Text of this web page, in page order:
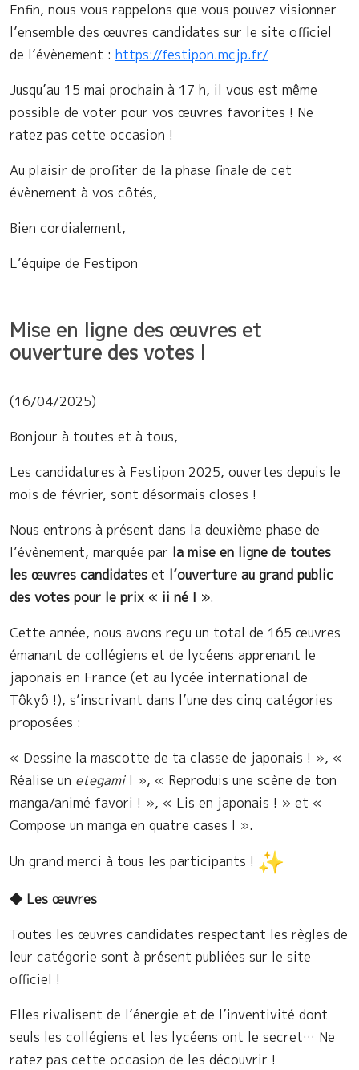
Enfin, nous vous rappelons que vous pouvez visionner
l’ensemble des œuvres candidates sur le site officiel
de l’évènement : https://festipon.mcjp.fr/
Jusqu’au 15 mai prochain à 17 h, il vous est même
possible de voter pour vos œuvres favorites ! Ne
ratez pas cette occasion !
Au plaisir de profiter de la phase finale de cet
évènement à vos côtés,
Bien cordialement,
L’équipe de Festipon
Mise en ligne des œuvres et
ouverture des votes !
(16/04/2025)
Bonjour à toutes et à tous,
Les candidatures à Festipon 2025, ouvertes depuis le
mois de février, sont désormais closes !
Nous entrons à présent dans la deuxième phase de
l’évènement, marquée par la mise en ligne de toutes
les œuvres candidates et l’ouverture au grand public
des votes pour le prix « ii né ! ».
Cette année, nous avons reçu un total de 165 œuvres
émanant de collégiens et de lycéens apprenant le
japonais en France (et au lycée international de
Tôkyô !), s’inscrivant dans l’une des cinq catégories
proposées :
« Dessine la mascotte de ta classe de japonais ! », «
Réalise un etegami ! », « Reproduis une scène de ton
manga/animé favori ! », « Lis en japonais ! » et «
Compose un manga en quatre cases ! ».
Un grand merci à tous les participants !
◆ Les œuvres
Toutes les œuvres candidates respectant les règles de
leur catégorie sont à présent publiées sur le site
officiel !
Elles rivalisent de l’énergie et de l’inventivité dont
seuls les collégiens et les lycéens ont le secret… Ne
ratez pas cette occasion de les découvrir !